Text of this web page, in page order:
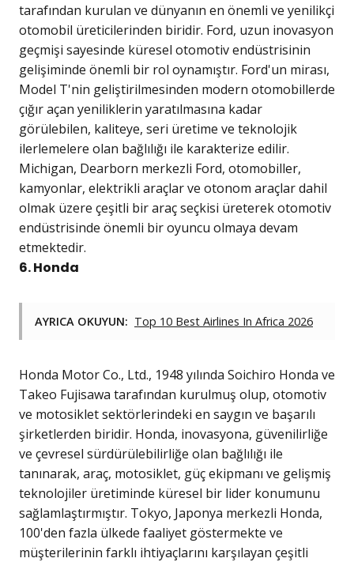
tarafından kurulan ve dünyanın en önemli ve yenilikçi
otomobil üreticilerinden biridir. Ford, uzun inovasyon
geçmişi sayesinde küresel otomotiv endüstrisinin
gelişiminde önemli bir rol oynamıştır. Ford'un mirası,
Model T'nin geliştirilmesinden modern otomobillerde
çığır açan yeniliklerin yaratılmasına kadar
görülebilen, kaliteye, seri üretime ve teknolojik
ilerlemelere olan bağlılığı ile karakterize edilir.
Michigan, Dearborn merkezli Ford, otomobiller,
kamyonlar, elektrikli araçlar ve otonom araçlar dahil
olmak üzere çeşitli bir araç seçkisi üreterek otomotiv
endüstrisinde önemli bir oyuncu olmaya devam
etmektedir.
6. Honda
AYRICA OKUYUN: Top 10 Best Airlines In Africa 2026
Honda Motor Co., Ltd., 1948 yılında Soichiro Honda ve
Takeo Fujisawa tarafından kurulmuş olup, otomotiv
ve motosiklet sektörlerindeki en saygın ve başarılı
şirketlerden biridir. Honda, inovasyona, güvenilirliğe
ve çevresel sürdürülebilirliğe olan bağlılığı ile
tanınarak, araç, motosiklet, güç ekipmanı ve gelişmiş
teknolojiler üretiminde küresel bir lider konumunu
sağlamlaştırmıştır. Tokyo, Japonya merkezli Honda,
100'den fazla ülkede faaliyet göstermekte ve
müşterilerinin farklı ihtiyaçlarını karşılayan çeşitli